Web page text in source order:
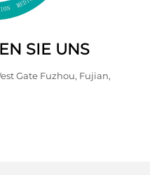
SIE UNS
Gate Fuzhou, Fujian,